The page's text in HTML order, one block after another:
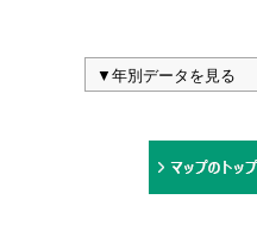
による損害を補償する損害
療研究助成
用にあたっての注意点